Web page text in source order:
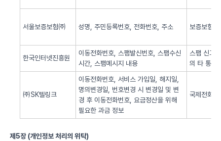
서울보증보험㈜ 성명, 주민등록번호, 전화번호, 주소 보증보험
한국인터넷진흥원
이동전화번호, 스팸발신번호, 스팸수신
시간, 스팸메시지 내용
스팸 신고
의 타 통신
㈜SK텔링크
이동전화번호, 서비스 가입일, 해지일,
명의변경일, 번호변경 시 변경일 및 변
경 후 이동전화번호, 요금정산을 위해
필요한 과금 정보
국제전화
제5장 (개인정보 처리의 위탁)